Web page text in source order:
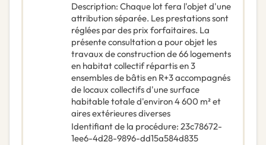
Description: Chaque lot fera l'objet d'une
attribution séparée. Les prestations sont
réglées par des prix forfaitaires. La
présente consultation a pour objet les
travaux de construction de 66 logements
en habitat collectif répartis en 3
ensembles de bâtis en R+3 accompagnés
de locaux collectifs d'une surface
habitable totale d'environ 4 600 m² et
aires extérieures diverses
Identifiant de la procédure: 23c78672-
1ee6-4d28-9896-dd15a584d835